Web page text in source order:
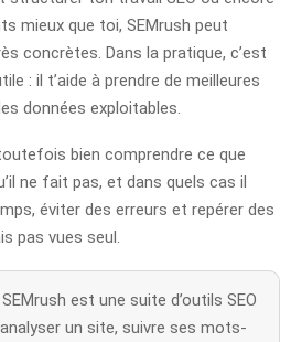
mieux que toi, SEMrush peut
concrètes. Dans la pratique, c’est
: il t’aide à prendre de meilleures
données exploitables.
bien comprendre ce que
ne fait pas, et dans quels cas il
éviter des erreurs et repérer des
pas vues seul.
SEMrush est une suite d’outils SEO
un site, suivre ses mots-